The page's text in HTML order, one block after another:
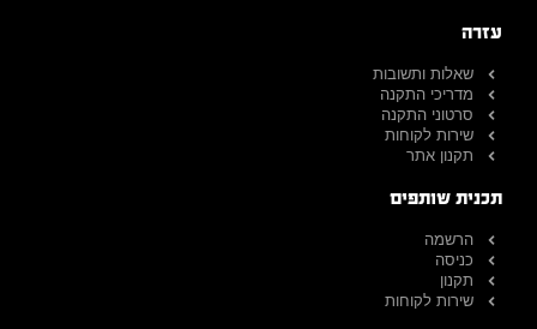
עזרה
שאלות ותשובות
מדריכי התקנה
סרטוני התקנה
שירות לקוחות
תקנון אתר
תכנית שותפים
הרשמה
כניסה
תקנון
שירות לקוחות